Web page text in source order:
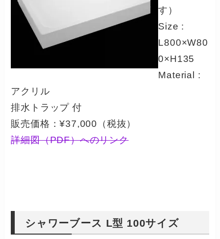
す）
Size :
L800×W80
0×H135
Material :
アクリル
排水トラップ 付
販売価格：¥37,000（税抜）
詳細図（PDF）へのリンク
シャワーブース L型 100サイズ